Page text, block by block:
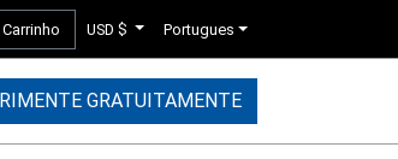
Carrinho USD $ Portugues
GRATUITAMENTE